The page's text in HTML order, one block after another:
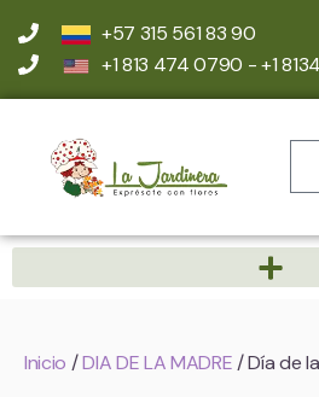
+57 315 561 83 90
+1 813 474 0790 - +1
Inicio /DIA DE LA MADRE / Día de